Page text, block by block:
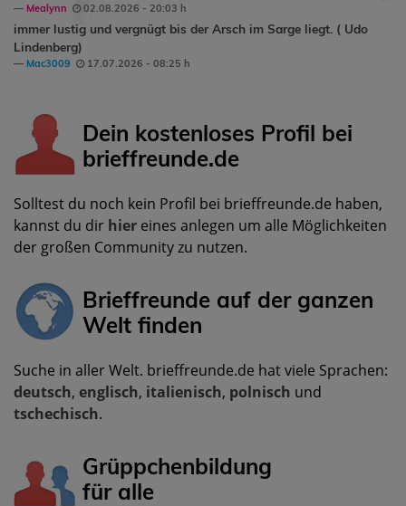
Mealynn 02.08.2026 - 20:03 h
immer lustig und vergnügt bis der Arsch im Sarge liegt. ( Udo
Lindenberg)
Mac3009 17.07.2026 - 08:25 h
Dein kostenloses Profil bei
brieffreunde.de
Solltest du noch kein Profil bei brieffreunde.de haben,
kannst du dir hier eines anlegen um alle Möglichkeiten
der großen Community zu nutzen.
Brieffreunde auf der ganzen
Welt finden
Suche in aller Welt. brieffreunde.de hat viele Sprachen:
deutsch, englisch, italienisch, polnisch und
tschechisch.
Grüppchenbildung
für alle